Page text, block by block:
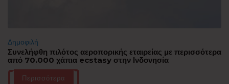
Δημοφιλή
Συνελήφθη πιλότος αεροπορικής εταιρείας με περισσότερα
από 70.000 χάπια ecstasy στην Ινδονησία
Περισσότερα